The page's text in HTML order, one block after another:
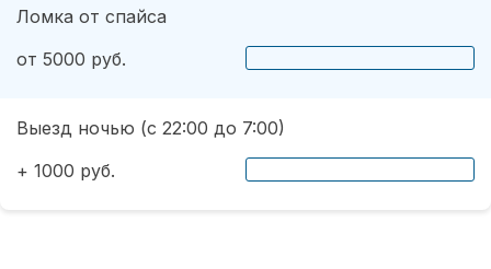
Ломка от спайса
от 5000 руб.
Выезд ночью (с 22:00 до 7:00)
+ 1000 руб.